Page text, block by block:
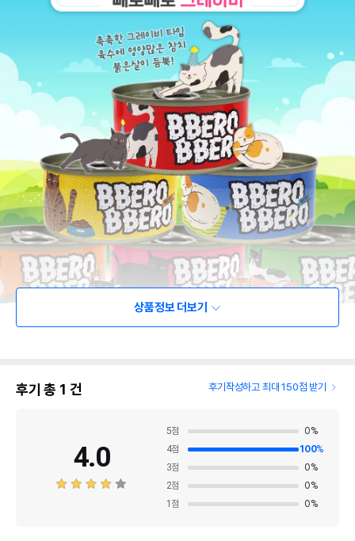
상품정보 더보기
후기 총 1 건 후기작성하고 최대 150점 받기
4.0
5점 0%
4점 100%
3점 0%
2점 0%
1 점 0%